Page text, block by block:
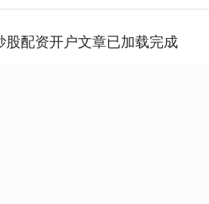
股配资开户文章已加载完成